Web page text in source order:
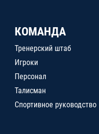
КОМАНДА
Тренерский штаб
Игроки
Персонал
Талисман
Спортивное руководство